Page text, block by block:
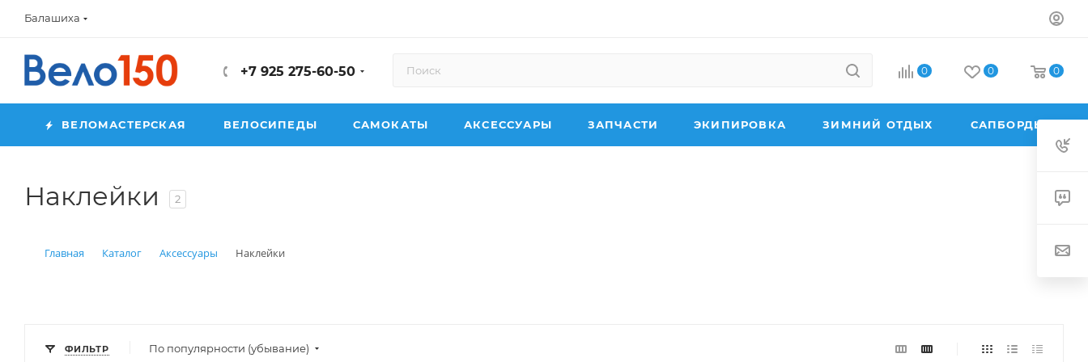
Балашиха
+7 925 275-60-50 0 0 0
ВЕЛОМАСТЕРСКАЯ ВЕЛОСИПЕДЫ САМОКАТЫ АКСЕССУАРЫ ЗАПЧАСТИ ЭКИПИРОВКА ЗИМНИЙ ОТДЫХ САПБОРДЫ
Наклейки 2
Главная Каталог Аксессуары Наклейки
ФИЛЬТР По популярности (убывание)